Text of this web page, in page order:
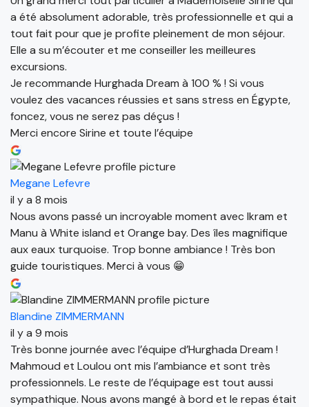
a été absolument adorable, très professionnelle et qui a
tout fait pour que je profite pleinement de mon séjour.
Elle a su m’écouter et me conseiller les meilleures
excursions.
Je recommande Hurghada Dream à 100 % ! Si vous
voulez des vacances réussies et sans stress en Égypte,
foncez, vous ne serez pas déçus !
Merci encore Sirine et toute l’équipe
Megane Lefevre
il y a 8 mois
Nous avons passé un incroyable moment avec Ikram et
Manu à White island et Orange bay. Des îles magnifique
aux eaux turquoise. Trop bonne ambiance ! Très bon
guide touristiques. Merci à vous 😁
Blandine ZIMMERMANN
il y a 9 mois
Très bonne journée avec l’équipe d’Hurghada Dream !
Mahmoud et Loulou ont mis l’ambiance et sont très
professionnels. Le reste de l’équipage est tout aussi
sympathique. Nous avons mangé à bord et le repas était